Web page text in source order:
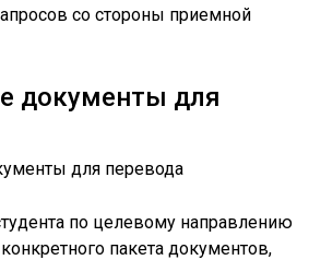
со стороны приемной
документы для
по целевому направлению
пакета документов,